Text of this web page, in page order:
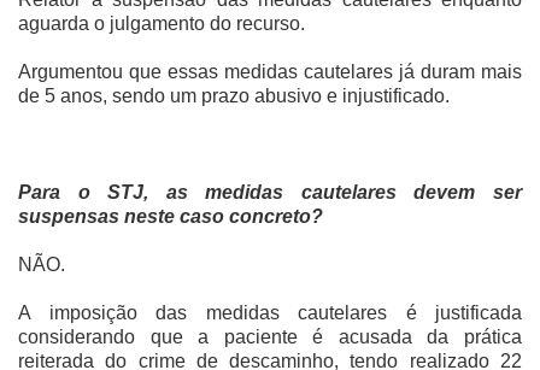
aguarda o julgamento do recurso.
Argumentou que essas medidas cautelares já duram mais
de 5 anos, sendo um prazo abusivo e injustificado.
Para o STJ, as medidas cautelares devem ser
suspensas neste caso concreto?
NÃO.
A imposição das medidas cautelares é justificada
considerando que a paciente é acusada da prática
reiterada do crime de descaminho, tendo realizado 22